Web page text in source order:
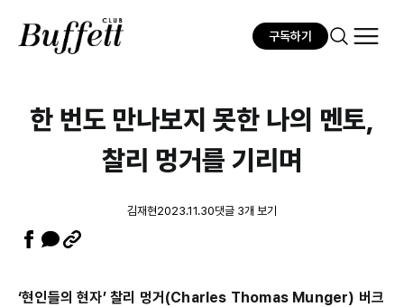
구독하기
한 번도 만나보지 못한 나의 멘토,
찰리 멍거를 기리며
김재현2023.11.30댓글 3개 보기
‘현인들의 현자’ 찰리 멍거(Charles Thomas Munger) 버크